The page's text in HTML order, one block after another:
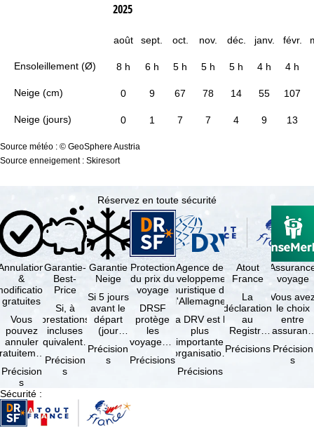
Ensoleillement (Ø)
Neige (cm)
Neige (jours)
2025
août sept. oct. nov. déc. janv. févr.
8 h 6 h 5 h 5 h 5 h 4 h 4 h
0 9 67 78 14 55 107
0 1 7 7 4 9 13
Source météo : © GeoSphere Austria
Source enneigement : Skiresort
Réservez en toute sécurité
&
gratuites
Vous
pouvez
annuler
suivant
la
à …
Précision
s
Garantie-
Best-
Price
Si, à
prestations
incluses
équivalentes
réserve de
disponibilités,
Précision
s
Garantie
Neige
Si 5 jours
avant le
départ
(jour
d'arrivée),
tous les
domaines
Précision
s
Protection
du prix du
voyage
DRSF
protège
les
voyageurs
réservent
Précisions
Agence de
développement
touristique de
l'Allemagne
La DRV est la
plus
importante
organisation
professionnels
Précisions
Atout
France
La
déclaration
au
Registre
Opérateurs
Précisions
voyage
Vous
le choix
entre
et
Précision
s
Sécurité :